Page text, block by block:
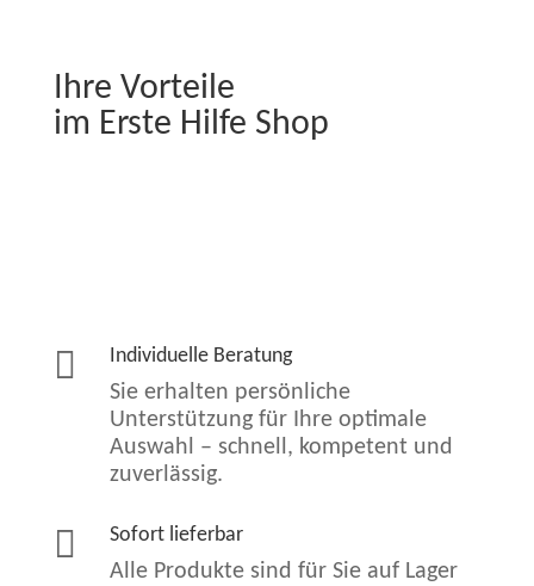
Ihre Vorteile
im Erste Hilfe Shop
 Individuelle Beratung
Sie erhalten persönliche
Unterstützung für Ihre optimale
Auswahl – schnell, kompetent und
zuverlässig.
 Sofort lieferbar
Alle Produkte sind für Sie auf Lager